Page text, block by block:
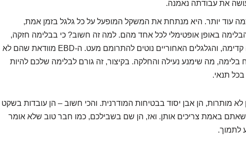
את עבודתה נאמנה.
עוד יותר. היא מנתחת את המשקל המופעל על כל גלגל בזמן אמת,
באופן אופטימלי לכל אחד מהם. למה זה חשוב? כי בבלימה חזקה,
משקל הרכב נוטה קדימה, והגלגלים האחוריים נוטים להתרומם מעט. ה-EBD מוודאת שהם לא
בלימה, מה שימנע נעילה והחלקה. בקיצור, זה גורם לבלימה שלכם להיות
בכל תנאי.
לא מותרות, הן אבן יסוד בבטיחות המודרנית. והכי חשוב – הן עובדות בשקט
באמת צריכים אותן. ואז, הן שם בשבילכם, כמו חבר טוב שלא אומר
לתמוך.